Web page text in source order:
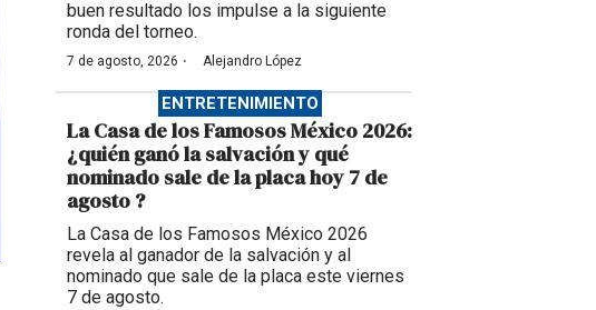
buen resultado los impulse a la siguiente
ronda del torneo.
7 de agosto, 2026 · Alejandro López
ENTRETENIMIENTO
La Casa de los Famosos México 2026:
¿quién ganó la salvación y qué
nominado sale de la placa hoy 7 de
agosto ?
La Casa de los Famosos México 2026
revela al ganador de la salvación y al
nominado que sale de la placa este viernes
7 de agosto.